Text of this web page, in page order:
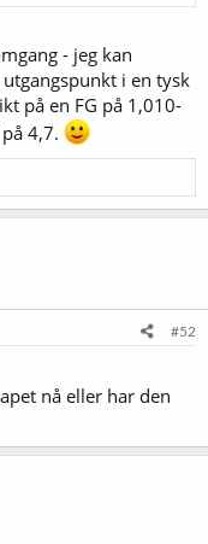
- jeg kan
i en tysk
på en FG på 1,010-
4,7.
#52
nå eller har den